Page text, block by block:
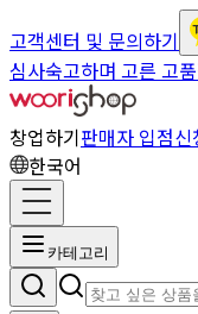
고객센터 및 문의하기
심사숙고하며 고른 고
창업하기판매자 입점신
한국어
카테고리